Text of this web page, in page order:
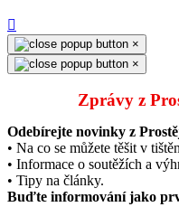
×
×
Zprávy z
Odebírejte novinky z
• Na co se můžete těšit v
• Informace o soutěžích a
• Tipy na články.
Buďte informování jako